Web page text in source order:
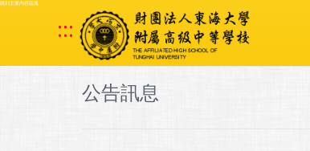
跳到主要內容區塊
:::
公告訊息